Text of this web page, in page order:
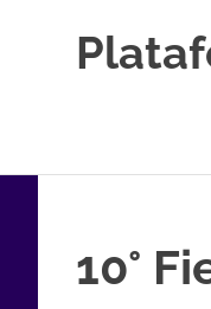
contenido
Culturas
10°